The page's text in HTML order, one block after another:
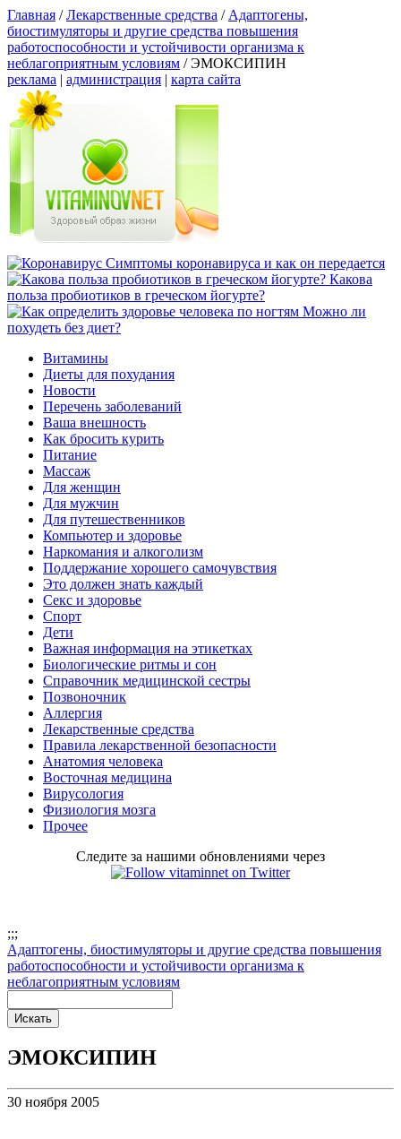
Главная /Лекарственные средства / Адаптогены,
биостимуляторы и другие средства повышения
работоспособности и устойчивости организма к
неблагоприятным условиям /ЭМОКСИПИН
реклама | администрация | карта сайта
Симптомы коронавируса и как он передается
Какова
польза пробиотиков в греческом йогурте?
Можно ли
похудеть без диет?
Витамины
Диеты для похудания
Новости
Перечень заболеваний
Ваша внешность
Как бросить курить
Питание
Массаж
Для женщин
Для мужчин
Для путешественников
Компьютер и здоровье
Наркомания и алкоголизм
Поддержание хорошего самочувствия
Это должен знать каждый
Секс и здоровье
Спорт
Дети
Важная информация на этикетках
Биологические ритмы и сон
Справочник медицинской сестры
Позвоночник
Аллергия
Лекарственные средства
Правила лекарственной безопасности
Aнатомия человека
Восточная медицина
Вирусология
Физиология мозга
Прочее
Следите за нашими обновлениями через
;;;
Адаптогены, биостимуляторы и другие средства повышения
работоспособности и устойчивости организма к
неблагоприятным условиям
ЭМОКСИПИН
30 ноября 2005